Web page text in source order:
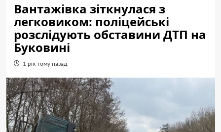
Вантажівка зіткнулася з
легковиком: поліцейські
розслідують обставини ДТП на
Буковині
1 рік тому назад